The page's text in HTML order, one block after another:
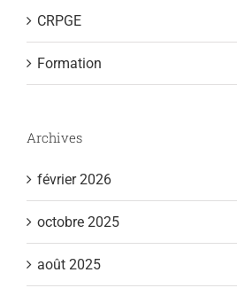
CRPGE
Formation
Archives
février 2026
octobre 2025
août 2025